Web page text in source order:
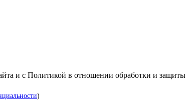
и с Политикой в отношении обработки и защиты
)